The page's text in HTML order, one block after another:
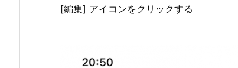
[編集] アイコンをクリックする